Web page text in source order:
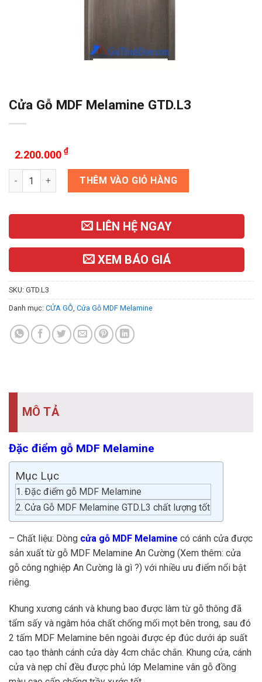
Cửa Gỗ MDF Melamine GTD.L3
2.200.000 ₫
Cửa Gỗ MDF Melamine GTD.L3 số lượng
THÊM VÀO GIỎ HÀNG
LIÊN HỆ NGAY
XEM BÁO GIÁ
SKU: GTD.L3
Danh mục: CỬA GỖ, Cửa Gỗ MDF Melamine
MÔ TẢ
Đặc điểm gỗ MDF Melamine
Mục Lục
Đặc điểm gỗ MDF Melamine
Cửa Gỗ MDF Melamine GTD.L3 chất lượng tốt
– Chất liệu: Dòng cửa gỗ MDF Melamine có cánh cửa được
sản xuất từ gỗ MDF Melamine An Cường (Xem thêm: cửa
gỗ công nghiệp An Cường là gì ?) với nhiều ưu điểm nổi bật
riêng.
Khung xương cánh và khung bao được làm từ gỗ thông đã
tẩm sấy và ngâm hóa chất chống mối mọt bên trong, sau đó
2 tấm MDF Melamine bên ngoài được ép đúc dưới áp suất
cao tạo thành cánh cửa dày 4cm chắc chắn. Khung cửa, cánh
cửa và nẹp chỉ đều được phủ lớp Melamine vân gỗ đồng